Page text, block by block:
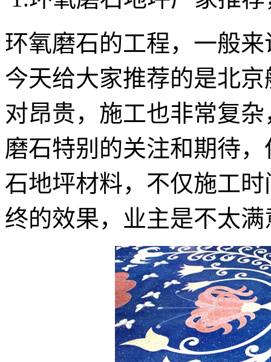
环氧磨石的工程，一般
今天给大家推荐的是北
对昂贵，施工也非常复
磨石特别的关注和期待
石地坪材料，不仅施工
终的效果，业主是不太